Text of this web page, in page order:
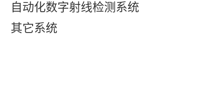
自动化数字射线检测系统
其它系统